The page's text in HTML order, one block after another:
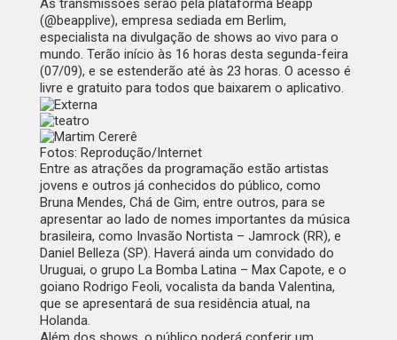
As transmissões serão pela plataforma Beapp
(@beapplive), empresa sediada em Berlim,
especialista na divulgação de shows ao vivo para o
mundo. Terão início às 16 horas desta segunda-feira
(07/09), e se estenderão até às 23 horas. O acesso é
livre e gratuito para todos que baixarem o aplicativo.
Fotos: Reprodução/Internet
Entre as atrações da programação estão artistas
jovens e outros já conhecidos do público, como
Bruna Mendes, Chá de Gim, entre outros, para se
apresentar ao lado de nomes importantes da música
brasileira, como Invasão Nortista – Jamrock (RR), e
Daniel Belleza (SP). Haverá ainda um convidado do
Uruguai, o grupo La Bomba Latina – Max Capote, e o
goiano Rodrigo Feoli, vocalista da banda Valentina,
que se apresentará de sua residência atual, na
Holanda.